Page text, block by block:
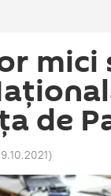
mici
de
)